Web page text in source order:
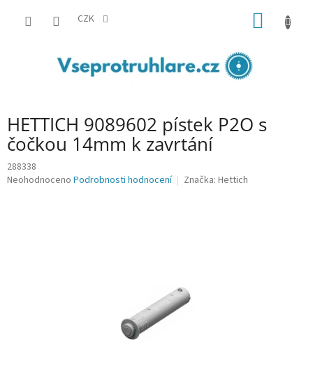
CZK
HETTICH 9089602 pístek P2O s
čočkou 14mm k zavrtání
288338
Průměrné
Neohodnoceno Podrobnosti hodnocení Značka: Hettich